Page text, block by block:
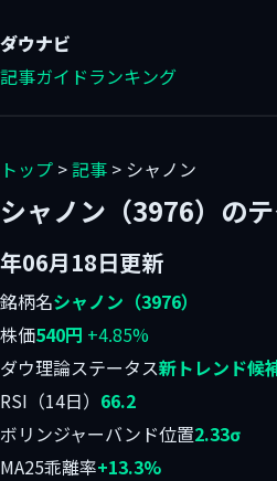
ダウナビ
記事ガイドランキング
トップ >記事 > シャノン
シャノン（3976）の
年06月18日更新
銘柄名シャノン（3976）
株価540円 +4.85%
ダウ理論ステータス新トレンド候
RSI（14日） 66.2
ボリンジャーバンド位置2.33σ
MA25乖離率+13.3%